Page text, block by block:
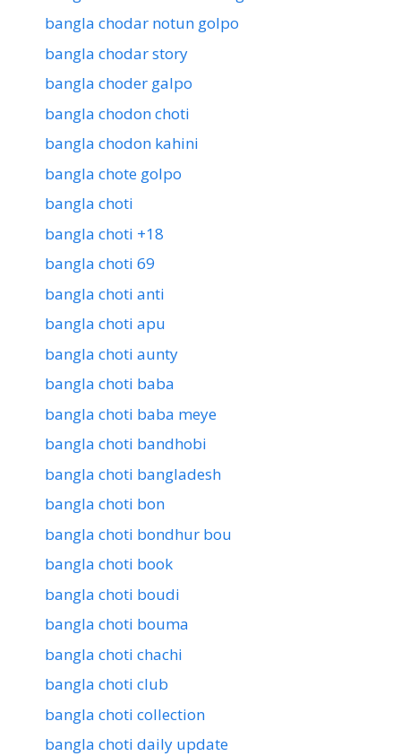
bangla chodar notun golpo
bangla chodar story
bangla choder galpo
bangla chodon choti
bangla chodon kahini
bangla chote golpo
bangla choti
bangla choti +18
bangla choti 69
bangla choti anti
bangla choti apu
bangla choti aunty
bangla choti baba
bangla choti baba meye
bangla choti bandhobi
bangla choti bangladesh
bangla choti bon
bangla choti bondhur bou
bangla choti book
bangla choti boudi
bangla choti bouma
bangla choti chachi
bangla choti club
bangla choti collection
bangla choti daily update